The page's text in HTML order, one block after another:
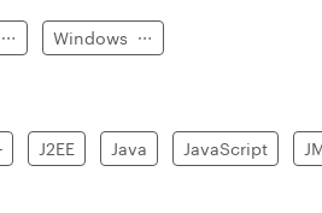
Windows
J2EE Java JavaScript